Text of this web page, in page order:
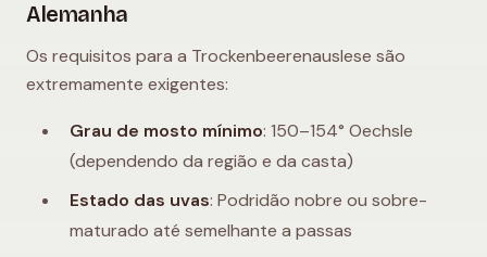
Alemanha
Os requisitos para a Trockenbeerenauslese são
extremamente exigentes:
Grau de mosto mínimo: 150–154° Oechsle
(dependendo da região e da casta)
Estado das uvas: Podridão nobre ou sobre-
maturado até semelhante a passas